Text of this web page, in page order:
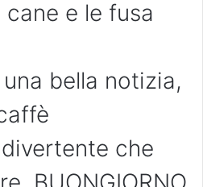
e le fusa
una bella notizia,
che